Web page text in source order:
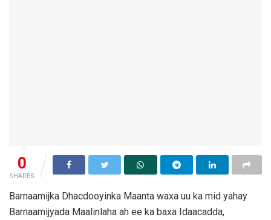
0
SHARES
Barnaamijka Dhacdooyinka Maanta waxa uu ka mid yahay
Barnaamijyada Maalinlaha ah ee ka baxa Idaacadda,